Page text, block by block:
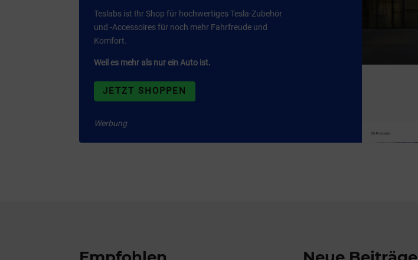
Teslabs ist Ihr Shop für hochwertiges Tesla-Zubehör
und -Accessoires für noch mehr Fahrfreude und
Komfort.
Weil es mehr als nur ein Auto ist.
JETZT SHOPPEN
Werbung